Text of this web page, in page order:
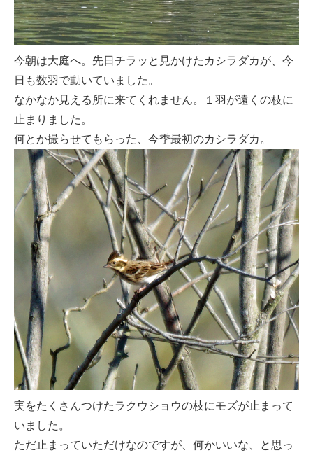
今朝は大庭へ。先日チラッと見かけたカシラダカが、今
日も数羽で動いていました。
なかなか見える所に来てくれません。１羽が遠くの枝に
止まりました。
何とか撮らせてもらった、今季最初のカシラダカ。
実をたくさんつけたラクウショウの枝にモズが止まって
いました。
ただ止まっていただけなのですが、何かいいな、と思っ